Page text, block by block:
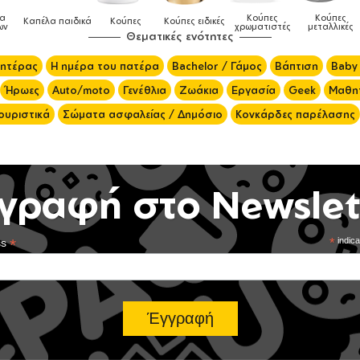
παιδικά Κούπες Κούπες ειδικές Κούπες
χρωματιστές
Κούπες
μεταλλικές
Θεματικές ενότητες
Η ημέρα του πατέρα Bachelor / Γάμος Βάπτιση
Ήρωες Auto/moto Γενέθλια Ζωάκια Εργασία Geek
Σώματα ασφαλείας / Δημόσιο Κονκάρδες παρέλασης
στο
*
*